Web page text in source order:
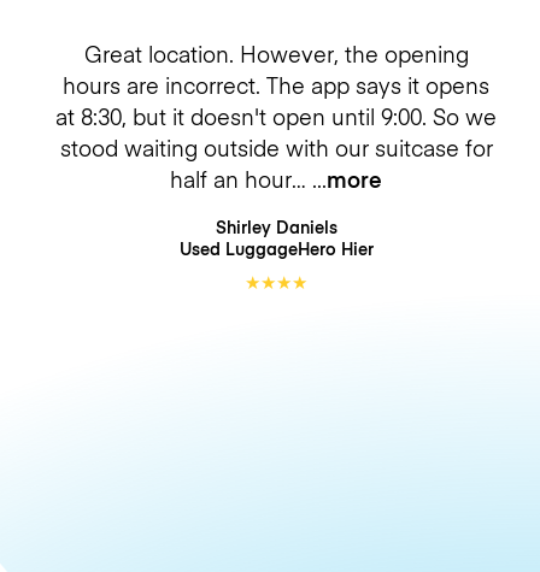
Great location. However, the opening
hours are incorrect. The app says it opens
at 8:30, but it doesn't open until 9:00. So we
stood waiting outside with our suitcase for
half an hour…
more
Shirley Daniels
Used LuggageHero Hier
★★★★